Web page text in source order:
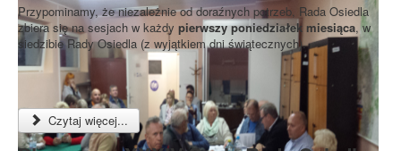
Przypominamy, że niezależnie od doraźnych potrzeb, Rada Osiedla
zbiera się na sesjach w każdy pierwszy poniedziałek miesiąca, w
siedzibie Rady Osiedla (z wyjątkiem dni świątecznych).
Czytaj więcej...